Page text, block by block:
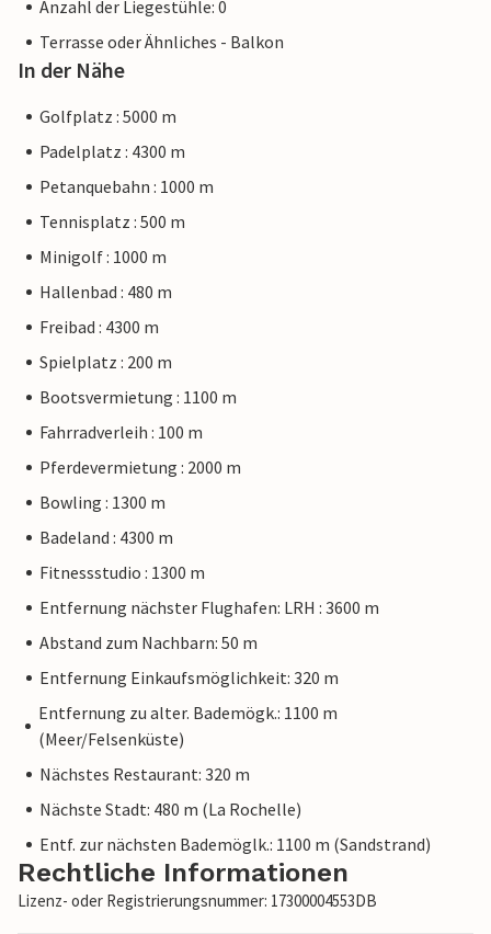
Anzahl der Liegestühle: 0
Terrasse oder Ähnliches - Balkon
In der Nähe
Golfplatz : 5000 m
Padelplatz : 4300 m
Petanquebahn : 1000 m
Tennisplatz : 500 m
Minigolf : 1000 m
Hallenbad : 480 m
Freibad : 4300 m
Spielplatz : 200 m
Bootsvermietung : 1100 m
Fahrradverleih : 100 m
Pferdevermietung : 2000 m
Bowling : 1300 m
Badeland : 4300 m
Fitnessstudio : 1300 m
Entfernung nächster Flughafen: LRH : 3600 m
Abstand zum Nachbarn: 50 m
Entfernung Einkaufsmöglichkeit: 320 m
Entfernung zu alter. Bademögk.: 1100 m
(Meer/Felsenküste)
Nächstes Restaurant: 320 m
Nächste Stadt: 480 m (La Rochelle)
Entf. zur nächsten Bademöglk.: 1100 m (Sandstrand)
Rechtliche Informationen
Lizenz- oder Registrierungsnummer: 17300004553DB